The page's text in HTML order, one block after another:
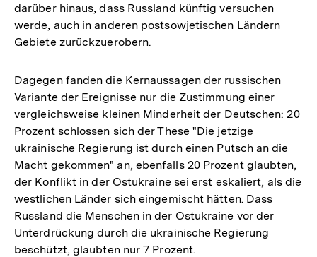
darüber hinaus, dass Russland künftig versuchen
werde, auch in anderen postsowjetischen Ländern
Gebiete zurückzuerobern.
Dagegen fanden die Kernaussagen der russischen
Variante der Ereignisse nur die Zustimmung einer
vergleichsweise kleinen Minderheit der Deutschen: 20
Prozent schlossen sich der These "Die jetzige
ukrainische Regierung ist durch einen Putsch an die
Macht gekommen" an, ebenfalls 20 Prozent glaubten,
der Konflikt in der Ostukraine sei erst eskaliert, als die
westlichen Länder sich eingemischt hätten. Dass
Russland die Menschen in der Ostukraine vor der
Unterdrückung durch die ukrainische Regierung
beschützt, glaubten nur 7 Prozent.